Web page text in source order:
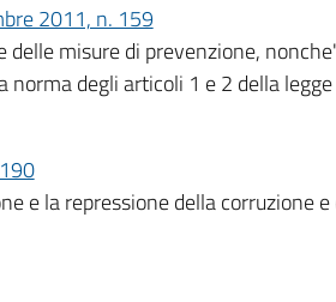
2011, n. 159
delle misure di prevenzione,
degli articoli 1 e 2 della
e la repressione della corruzione